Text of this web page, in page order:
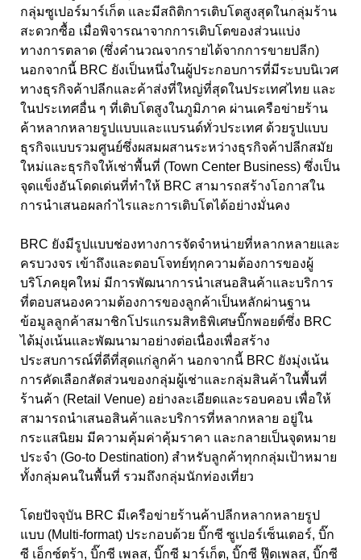
กลุ่มซูเปอร์มาร์เก็ต และมีสถิติการเติบโตสูงสุดในกลุ่มร้าน
สะดวกซื้อ เมื่อพิจารณาจากการเติบโตของส่วนแบ่ง
ทางการตลาด (ซึ่งคำนวณจากรายได้จากการขายปลีก)
นอกจากนี้ BRC ยังเป็นหนึ่งในผู้ประกอบการที่มีระบบนิเวศ
ทางธุรกิจค้าปลีกและค้าส่งที่ใหญ่ที่สุดในประเทศไทย และ
ในประเทศอื่น ๆ ที่เติบโตสูงในภูมิภาค ผ่านเครือข่ายร้าน
ค้าหลากหลายรูปแบบและแบรนด์ทั่วประเทศ ด้วยรูปแบบ
ธุรกิจแบบรวมศูนย์ซึ่งผสมผสานระหว่างธุรกิจค้าปลีกสมัย
ใหม่และธุรกิจให้เช่าพื้นที่ (Town Center Business) ซึ่งเป็น
จุดแข็งอันโดดเด่นที่ทำให้ BRC สามารถสร้างโอกาสใน
การนำเสนอผลกำไรและการเติบโตได้อย่างมั่นคง
BRC ยังมีรูปแบบช่องทางการจัดจำหน่ายที่หลากหลายและ
ครบวงจร เข้าถึงและตอบโจทย์ทุกความต้องการของผู้
บริโภคยุคใหม่ มีการพัฒนาการนำเสนอสินค้าและบริการ
ที่ตอบสนองความต้องการของลูกค้าเป็นหลักผ่านฐาน
ข้อมูลลูกค้าสมาชิกโปรแกรมสิทธิพิเศษบิ๊กพอยต์ซึ่ง BRC
ได้มุ่งเน้นและพัฒนามาอย่างต่อเนื่องเพื่อสร้าง
ประสบการณ์ที่ดีที่สุดแก่ลูกค้า นอกจากนี้ BRC ยังมุ่งเน้น
การคัดเลือกสัดส่วนของกลุ่มผู้เช่าและกลุ่มสินค้าในพื้นที่
ร้านค้า (Retail Venue) อย่างละเอียดและรอบคอบ เพื่อให้
สามารถนำเสนอสินค้าและบริการที่หลากหลาย อยู่ใน
กระแสนิยม มีความคุ้มค่าคุ้มราคา และกลายเป็นจุดหมาย
ประจำ (Go-to Destination) สำหรับลูกค้าทุกกลุ่มเป้าหมาย
ทั้งกลุ่มคนในพื้นที่ รวมถึงกลุ่มนักท่องเที่ยว
โดยปัจจุบัน BRC มีเครือข่ายร้านค้าปลีกหลากหลายรูป
แบบ (Multi-format) ประกอบด้วย บิ๊กซี ซูเปอร์เซ็นเตอร์, บิ๊ก
ซี เอ็กซ์ตร้า, บิ๊กซี เพลส, บิ๊กซี มาร์เก็ต, บิ๊กซี ฟู๊ดเพลส, บิ๊กซี